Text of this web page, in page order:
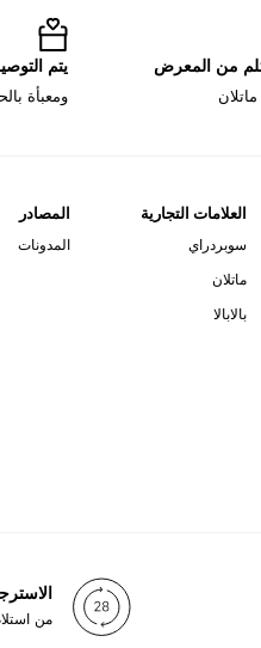
من المعرض يتم التوصيل
ومعبأة
العلامات التجارية
سوبردراي
ماتلان
بالابالا
المصادر
المدونات
من